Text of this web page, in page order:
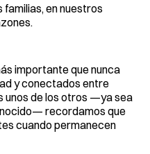
familias, en nuestros
importante que nunca
y conectados entre
unos de los otros —ya sea
recordamos que
cuando permanecen